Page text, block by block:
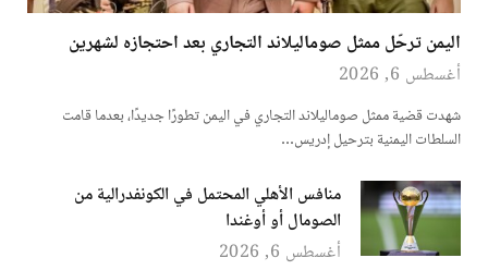
اليمن ترحّل ممثل صوماليلاند التجاري بعد احتجازه لشهرين
أغسطس 6, 2026
شهدت قضية ممثل صوماليلاند التجاري في اليمن تطورًا جديدًا، بعدما قامت
السلطات اليمنية بترحيل إدريس…
منافس الأهلي المحتمل في الكونفدرالية من
الصومال أو أوغندا
أغسطس 6, 2026